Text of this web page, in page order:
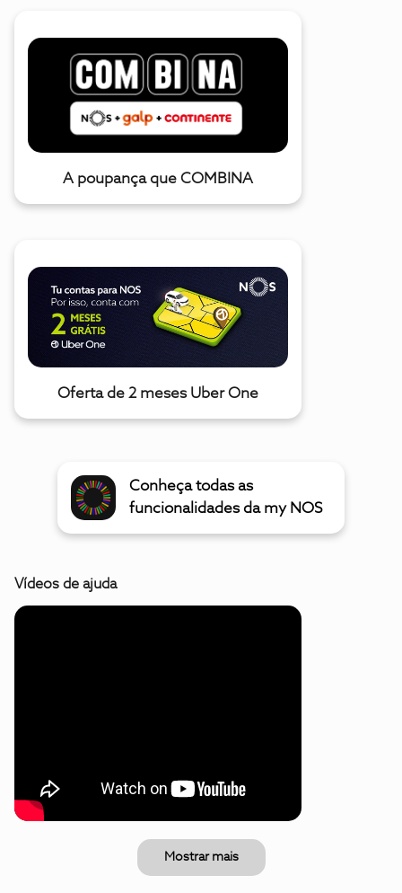
A poupança que COMBINA
Oferta de 2 meses Uber One
Conheça todas as
funcionalidades da my NOS
Vídeos de ajuda
Mostrar mais